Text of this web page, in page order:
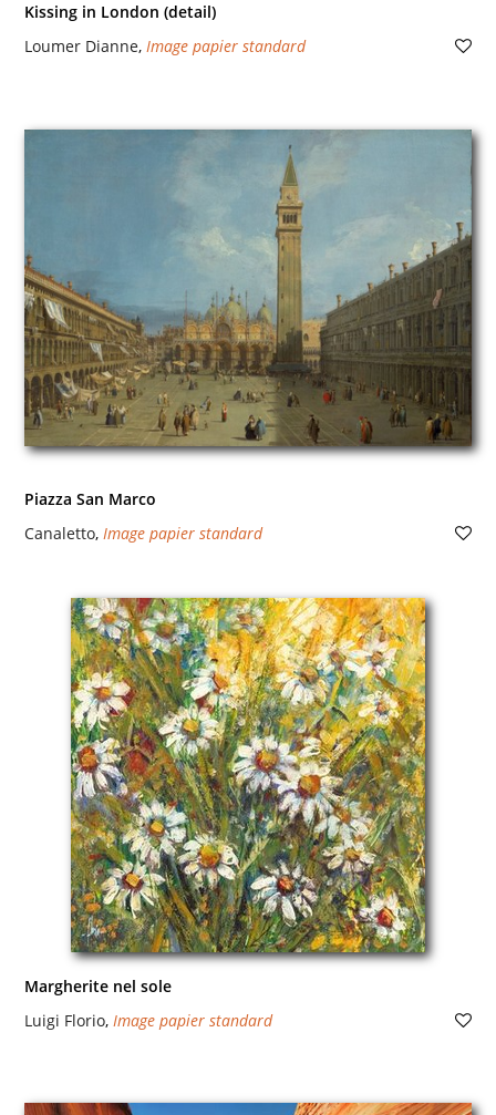
Kissing in London (detail)
Loumer Dianne, Image papier standard
Piazza San Marco
Canaletto, Image papier standard
Margherite nel sole
Luigi Florio, Image papier standard